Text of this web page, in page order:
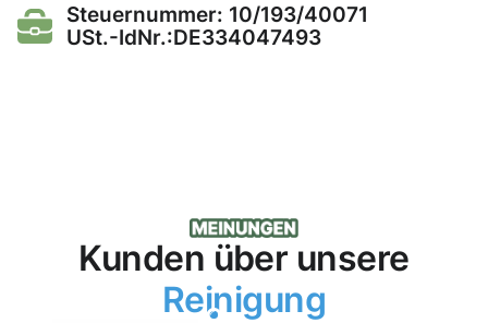
Steuernummer: 10/193/40071
USt.-IdNr.:DE334047493
Kunden über unsere
Reinigung